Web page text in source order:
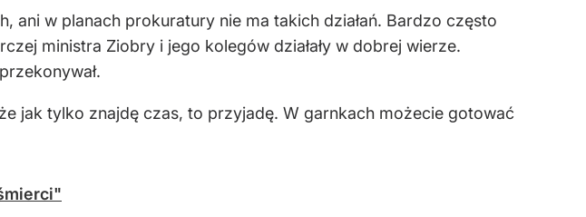
ani w planach prokuratury nie ma takich działań. Bardzo często
ministra Ziobry i jego kolegów działały w dobrej wierze.
jak tylko znajdę czas, to przyjadę. W garnkach możecie gotować